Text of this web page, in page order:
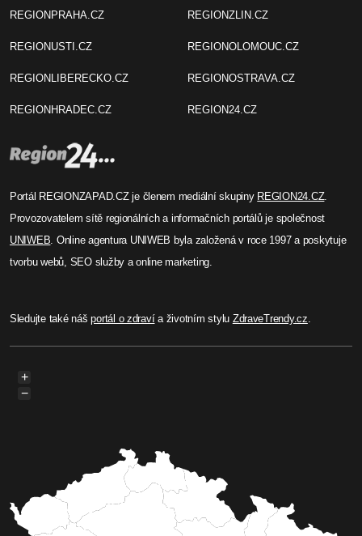
REGIONPRAHA.CZ
REGIONUSTI.CZ
REGIONLIBERECKO.CZ
REGIONHRADEC.CZ
REGIONZLIN.CZ
REGIONOLOMOUC.CZ
REGIONOSTRAVA.CZ
REGION24.CZ
Portál REGIONZAPAD.CZ je členem mediální skupiny REGION24.CZ.
Provozovatelem sítě regionálních a informačních portálů je společnost
UNIWEB . Online agentura UNIWEB byla založená v roce 1997 a poskytuje
tvorbu webů, SEO služby a online marketing.
Sledujte také nášportál o zdravía životním stylu ZdraveTrendy.cz
+
−